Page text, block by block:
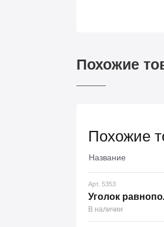
Похожие
Похожие
Название
Арт. 5353
Уголок
В наличии